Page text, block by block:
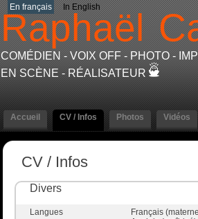
En français In English
Raphaël
COMÉDIEN - VOIX OFF - PHOTO -
EN SCÈNE - RÉALISATEUR
Accueil CV / Infos Photos Vidéos
CV / Infos
Divers
Langues
Français